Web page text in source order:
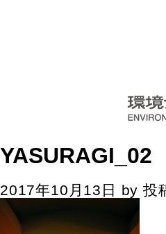
YASURAGI_02
2017年10月13日 by投